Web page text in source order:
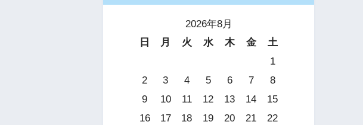
2026年8月
日
月 火 水 木 金
土
1
2
3 4 5 6 7
8
9
10 11 12 13 14
15
16
17 18 19 20 21
22